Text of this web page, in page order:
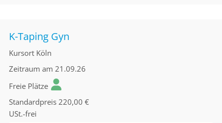
K-Taping Gyn
Kursort Köln
Zeitraum am 21.09.26
Freie Plätze
Standardpreis 220,00 €
USt.-frei